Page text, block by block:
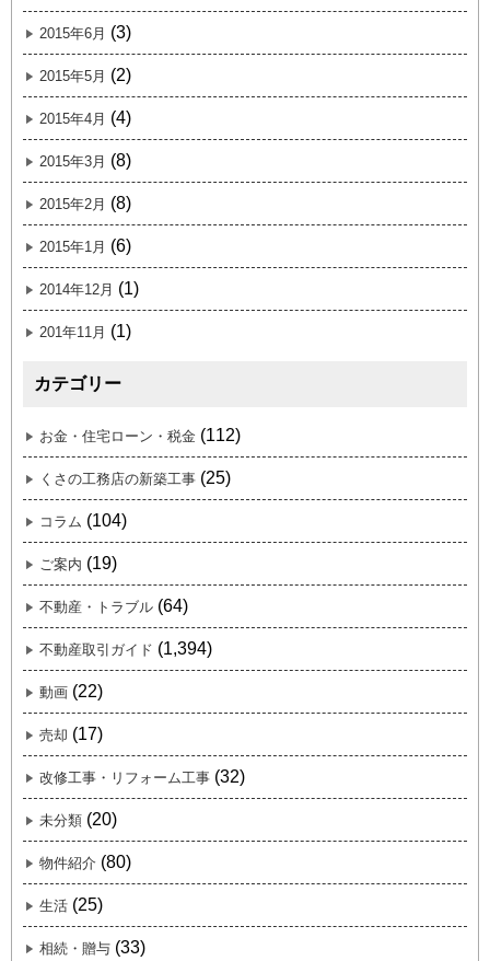
2015年6月 (3)
2015年5月 (2)
2015年4月 (4)
2015年3月 (8)
2015年2月 (8)
2015年1月 (6)
2014年12月 (1)
201年11月 (1)
カテゴリー
お金・住宅ローン・税金 (112)
くさの工務店の新築工事 (25)
コラム (104)
ご案内 (19)
不動産・トラブル (64)
不動産取引ガイド (1,394)
動画 (22)
売却 (17)
改修工事・リフォーム工事 (32)
未分類 (20)
物件紹介 (80)
生活 (25)
相続・贈与 (33)